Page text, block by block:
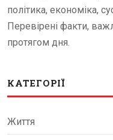
політика, економіка,
Перевірені факти,
протягом дня.
КАТЕГОРІЇ
Життя